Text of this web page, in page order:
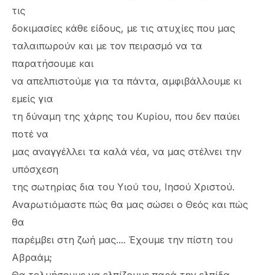
τις
δοκιμασίες κάθε είδους, με τις ατυχίες που μας
ταλαιπωρούν και με τον πειρασμό να τα
παρατήσουμε και
να απελπιστούμε για τα πάντα, αμφιβάλλουμε κι
εμείς για
τη δύναμη της χάρης του Κυρίου, που δεν παύει
ποτέ να
μας αναγγέλλει τα καλά νέα, να μας στέλνει την
υπόσχεση
της σωτηρίας δια του Υιού του, Ιησού Χριστού.
Αναρωτιόμαστε πώς θα μας σώσει ο Θεός και πώς
θα
παρέμβει στη ζωή μας.... Έχουμε την πίστη του
Αβραάμ;